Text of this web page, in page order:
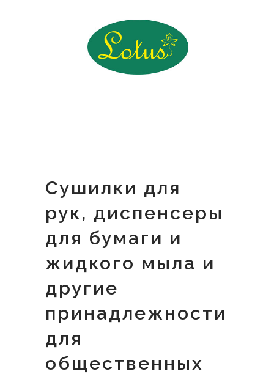
Сушилки для
рук, диспенсеры
для бумаги и
жидкого мыла и
другие
принадлежности
для
общественных